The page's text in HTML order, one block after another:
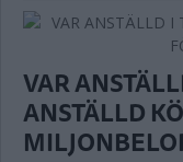
VAR
ANSTÄLLD